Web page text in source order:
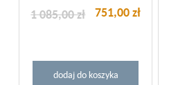
751,00 zł
1 085,00 zł
dodaj do koszyka